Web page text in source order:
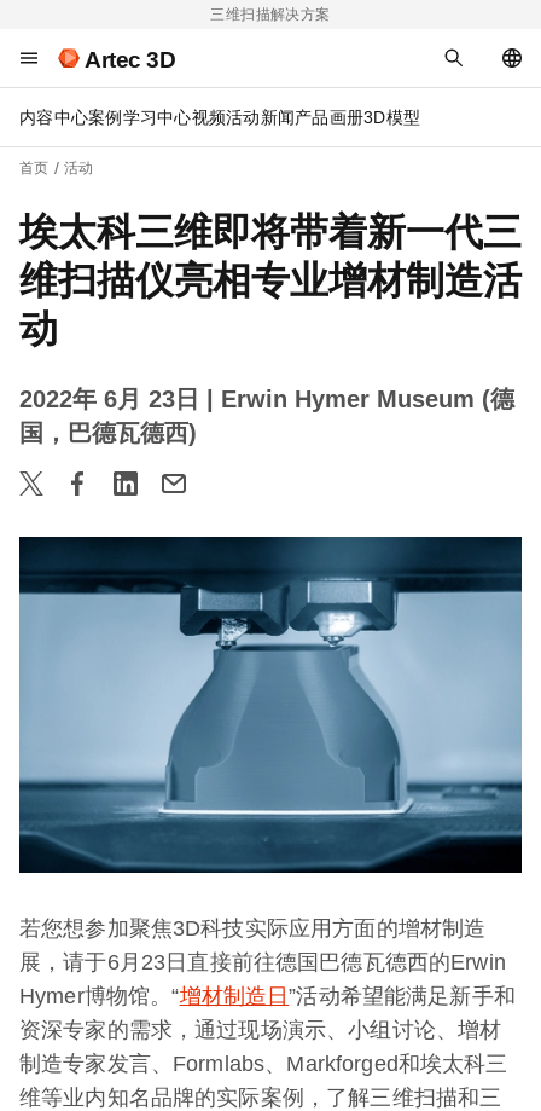
三维扫描解决方案
Artec 3D
内容中心案例 学习中心视频活动新闻产品画册3D模型
首页 活动
埃太科三维即将带着新一代三
维扫描仪亮相专业增材制造活
动
2022年 6月 23日
| Erwin Hymer Museum (德
国，巴德瓦德西)
若您想参加聚焦3D科技实际应用方面的增材制造
展，请于6月23日直接前往德国巴德瓦德西的Erwin
Hymer博物馆。“增材制造日”活动希望能满足新手和
资深专家的需求，通过现场演示、小组讨论、增材
制造专家发言、Formlabs、Markforged和埃太科三
维等业内知名品牌的实际案例，了解三维扫描和三